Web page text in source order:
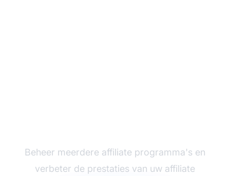
Beheer meerdere affiliate programma's en
verbeter de prestaties van uw affiliate